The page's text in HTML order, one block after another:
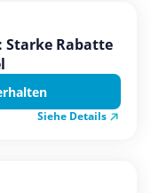
Starke Rabatte
Siehe Details